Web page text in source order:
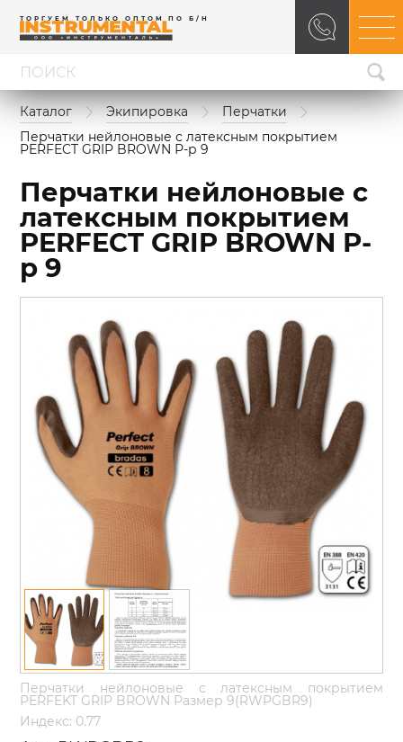
ТОРГУЕМ ТОЛЬКО ОПТОМ ПО Б/Н
Каталог Экипировка
Перчатки
Перчатки нейлоновые с латексным покрытием
PERFECT GRIP BROWN Р-р 9
Перчатки нейлоновые с
латексным покрытием
PERFECT GRIP BROWN Р-
р 9
Перчатки нейлоновые с латексным покрытием
PERFEKT GRIP BROWN Размер 9(RWPGBR9)
Индекс: 0.77